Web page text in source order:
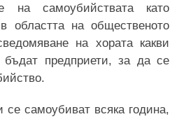
на самоубийствата като
областта на общественото
на хората какви
предприети, за да се
самоубиват всяка година,